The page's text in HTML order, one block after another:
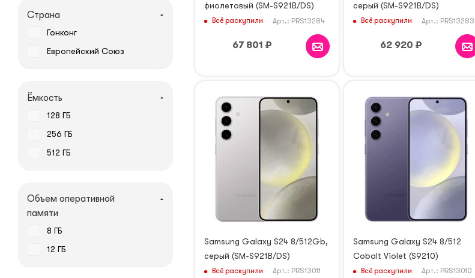
фиолетовый (SM-S921B/DS)
Всё раскупили Арт.: PRS13284
67 801 ₽
серый (SM-S921B/DS)
Всё раскупили Арт.: PRS13283
62 920 ₽
Samsung Galaxy S24 8/512Gb,
серый (SM-S921B/DS)
Всё раскупили Арт.: PRS13011
Samsung Galaxy S24 8/512
Cobalt Violet (S9210)
Всё раскупили Арт.: PRS13010
Страна
Гонконг
Европейский Союз
Ёмкость
128 ГБ
256 ГБ
512 ГБ
Объем оперативной
памяти
8 ГБ
12 ГБ